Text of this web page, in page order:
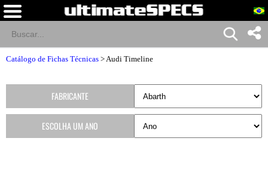
Catálogo de Fichas Técnicas >Audi Timeline
FABRICANTE
ESCOLHA UM ANO